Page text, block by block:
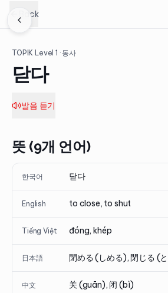
Back
TOPIK Level1 · 동사
닫다
발음 듣기
뜻 (9개 언어)
한국어 닫다
English to close, to shut
Tiếng Việt đóng, khép
日本語 閉める (しめる), 閉じる (
中文 关 (guān), 闭 (bì)